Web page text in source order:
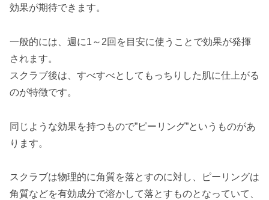
まとめ
効果が期待できます。
一般的には、週に1～2回を目安に使うことで効果が発揮
されます。
スクラブ後は、すべすべとしてもっちりした肌に仕上がる
のが特徴です。
同じような効果を持つもので”ピーリング”というものがあ
ります。
スクラブは物理的に角質を落とすのに対し、ピーリングは
角質などを有効成分で溶かして落とすものとなっていて、